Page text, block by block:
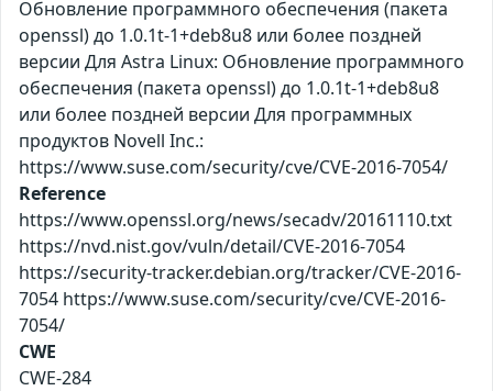
Обновление программного обеспечения (пакета
openssl) до 1.0.1t-1+deb8u8 или более поздней
версии Для Astra Linux: Обновление программного
обеспечения (пакета openssl) до 1.0.1t-1+deb8u8
или более поздней версии Для программных
продуктов Novell Inc.:
https://www.suse.com/security/cve/CVE-2016-7054/
Reference
https://www.openssl.org/news/secadv/20161110.txt
https://nvd.nist.gov/vuln/detail/CVE-2016-7054
https://security-tracker.debian.org/tracker/CVE-2016-
7054 https://www.suse.com/security/cve/CVE-2016-
7054/
CWE
CWE-284